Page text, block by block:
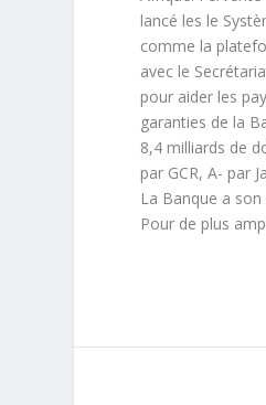
lancé les le
comme la
avec le
pour aider les
garanties de la
8,4 milliards de
par GCR, A- par
La Banque a
Pour de plus